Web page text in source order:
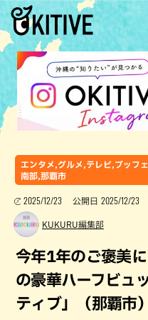
エンタメ,グルメ,テレビ,ブッフ
南部,那覇市
2025/12/23 公開日 2025/12/23
KUKURU編集部
今年1年のご褒美
の豪華ハーフビュ
ティブ」（那覇市）